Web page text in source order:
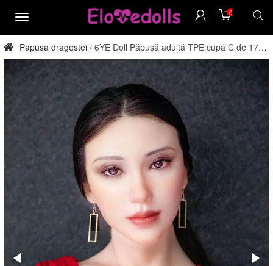
meniu
0
Papusa dragostei / 6YE Doll Păpușă adultă TPE cupă C de 170
cm, direct din fabrică